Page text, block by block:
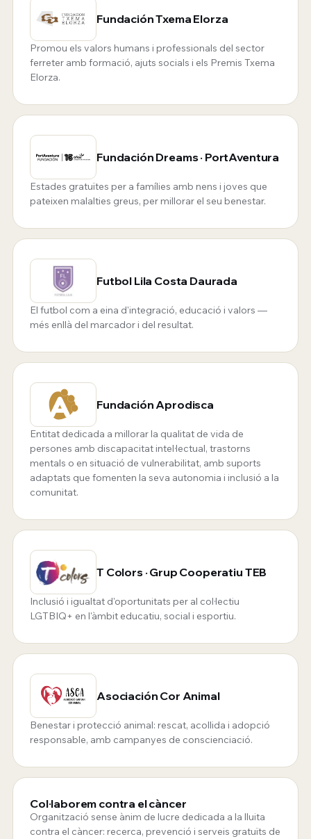
Fundación Txema Elorza
Promou els valors humans i professionals del sector
ferreter amb formació, ajuts socials i els Premis Txema
Elorza.
Fundación Dreams · PortAventura
Estades gratuïtes per a famílies amb nens i joves que
pateixen malalties greus, per millorar el seu benestar.
Futbol Lila Costa Daurada
El futbol com a eina d'integració, educació i valors —
més enllà del marcador i del resultat.
Fundación Aprodisca
Entitat dedicada a millorar la qualitat de vida de
persones amb discapacitat intel·lectual, trastorns
mentals o en situació de vulnerabilitat, amb suports
adaptats que fomenten la seva autonomia i inclusió a la
comunitat.
T Colors · Grup Cooperatiu TEB
Inclusió i igualtat d'oportunitats per al col·lectiu
LGTBIQ+ en l'àmbit educatiu, social i esportiu.
Asociación Cor Animal
Benestar i protecció animal: rescat, acollida i adopció
responsable, amb campanyes de conscienciació.
Col·laborem contra el càncer
Organització sense ànim de lucre dedicada a la lluita
contra el càncer: recerca, prevenció i serveis gratuïts de